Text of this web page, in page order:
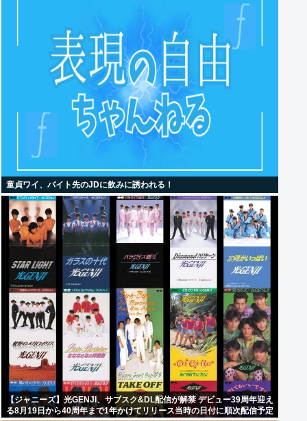
童貞ワイ、バイト先のJDに飲みに誘われる！
【ジャニーズ】光GENJI、サブスク&DL配信が解禁 デビュー39周年迎え
る8月19日から40周年まで1年かけてリリース当時の日付に順次配信予定